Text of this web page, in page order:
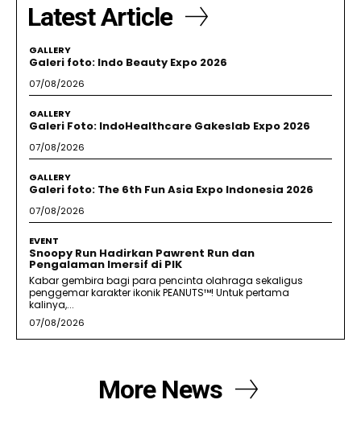
Latest Article
GALLERY
Galeri foto: Indo Beauty Expo 2026
07/08/2026
GALLERY
Galeri Foto: IndoHealthcare Gakeslab Expo 2026
07/08/2026
GALLERY
Galeri foto: The 6th Fun Asia Expo Indonesia 2026
07/08/2026
EVENT
Snoopy Run Hadirkan Pawrent Run dan
Pengalaman Imersif di PIK
Kabar gembira bagi para pencinta olahraga sekaligus
penggemar karakter ikonik PEANUTS™! Untuk pertama
kalinya,...
07/08/2026
More News